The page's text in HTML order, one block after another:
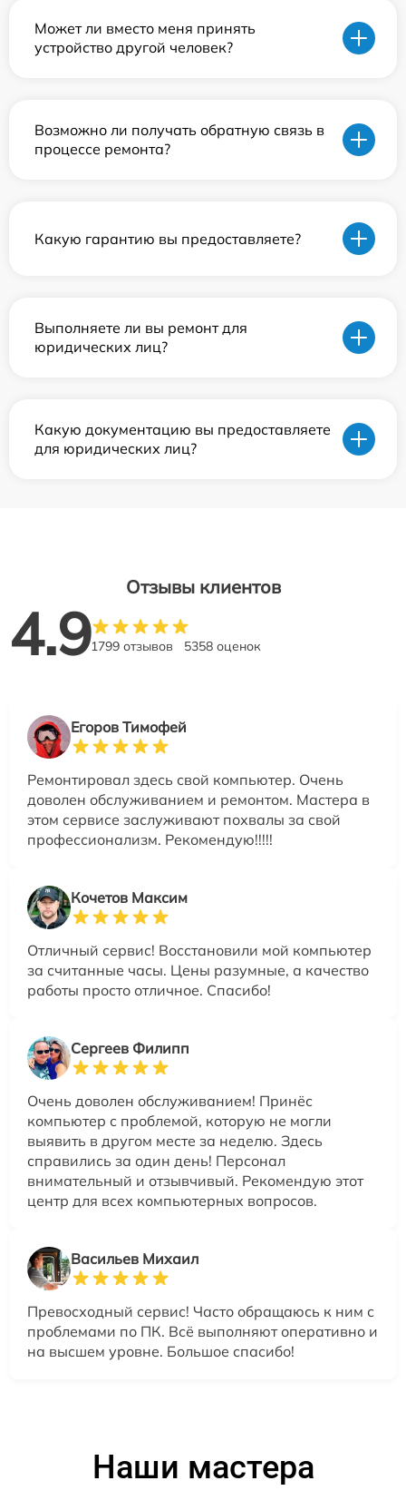
Может ли вместо меня принять
устройство другой человек?
Возможно ли получать обратную связь в
процессе ремонта?
Какую гарантию вы предоставляете?
Выполняете ли вы ремонт для
юридических лиц?
Какую документацию вы предоставляете
для юридических лиц?
Отзывы клиентов
4.91799 отзывов 5358 оценок
Егоров Тимофей
Ремонтировал здесь свой компьютер. Очень
доволен обслуживанием и ремонтом. Мастера в
этом сервисе заслуживают похвалы за свой
профессионализм. Рекомендую!!!!!
Кочетов Максим
Отличный сервис! Восстановили мой компьютер
за считанные часы. Цены разумные, а качество
работы просто отличное. Спасибо!
Сергеев Филипп
Очень доволен обслуживанием! Принёс
компьютер с проблемой, которую не могли
выявить в другом месте за неделю. Здесь
справились за один день! Персонал
внимательный и отзывчивый. Рекомендую этот
центр для всех компьютерных вопросов.
Васильев Михаил
Превосходный сервис! Часто обращаюсь к ним с
проблемами по ПК. Всё выполняют оперативно и
на высшем уровне. Большое спасибо!
Наши мастера